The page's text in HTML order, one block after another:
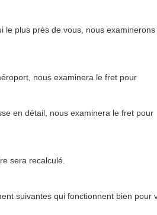
le plus près de vous, nous examinerons
nous examinera le fret pour
en détail, nous examinera le fret pour
sera recalculé.
suivantes qui fonctionnent bien pour